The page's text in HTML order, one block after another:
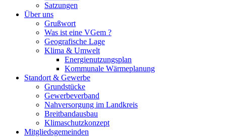
Satzungen
Über uns
Grußwort
Was ist eine VGem ?
Geografische Lage
Klima & Umwelt
Energienutzungsplan
Kommunale Wärmeplanung
Standort & Gewerbe
Grundstücke
Gewerbeverband
Nahversorgung im Landkreis
Breitbandausbau
Klimaschutzkonzept
Mitgliedsgemeinden